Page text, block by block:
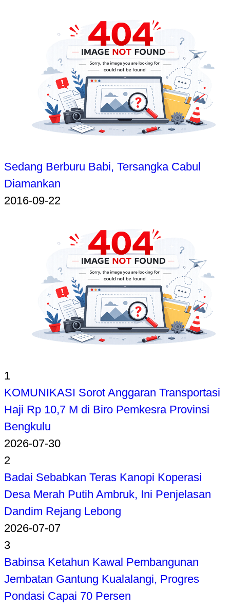
Sedang Berburu Babi, Tersangka Cabul
Diamankan
2016-09-22
1
KOMUNIKASI Sorot Anggaran Transportasi
Haji Rp 10,7 M di Biro Pemkesra Provinsi
Bengkulu
2026-07-30
2
Badai Sebabkan Teras Kanopi Koperasi
Desa Merah Putih Ambruk, Ini Penjelasan
Dandim Rejang Lebong
2026-07-07
3
Babinsa Ketahun Kawal Pembangunan
Jembatan Gantung Kualalangi, Progres
Pondasi Capai 70 Persen